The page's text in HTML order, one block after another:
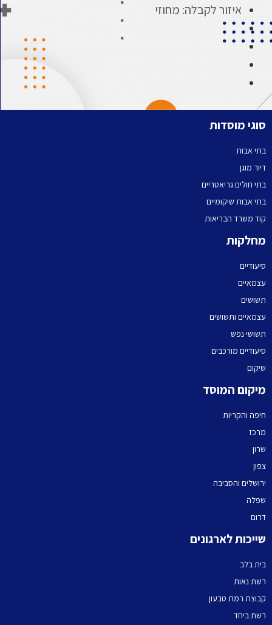
איזור לקבלה: מחוזי
סוגי מוסדות
בתי אבות
דיור מוגן
בתי חולים גריאטריים
בתי אבות שיקומיים
קוד משרד הבריאות
מחלקות
סיעודיים
עצמאיים
תשושים
עצמאיים ותשושים
תשושי נפש
סיעודיים מורכבים
שיקום
מיקום המוסד
חיפה והקריות
מרכז
שרון
צפון
ירושלים והסביבה
שפלה
דרום
שייכות לארגונים
בית בלב
רשת נאות
קבוצת רמת טבעון
רשת ביחד